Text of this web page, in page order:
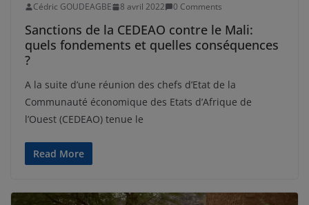
Cédric GOUDEAGBE 8 avril 2022 0 Comments
Sanctions de la CEDEAO contre le Mali:
quels fondements et quelles conséquences
?
A la suite d’une réunion des chefs d’Etat de la
Communauté économique des Etats d’Afrique de
l’Ouest (CEDEAO) tenue le
Read More